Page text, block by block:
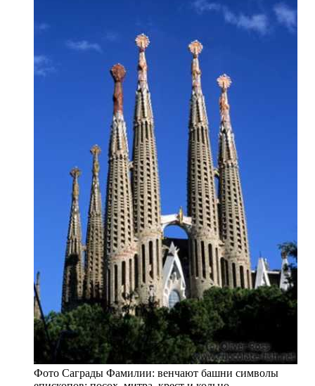
Фото Саграды Фамилии: венчают башни символы